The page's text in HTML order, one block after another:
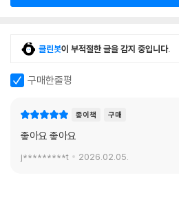
클린봇이 부적절한 글을 감지 중입니다.
구매한줄평
종이책 구매
좋아요 좋아요
j*********t 2026.02.05.